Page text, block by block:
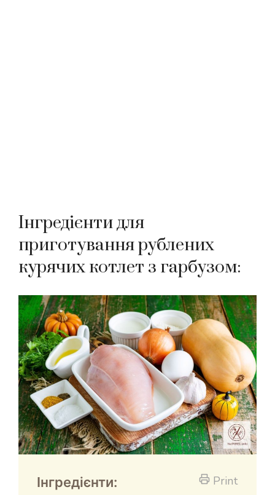
Інгредієнти для
приготування рублених
курячих котлет з гарбузом:
Print
Інгредієнти: